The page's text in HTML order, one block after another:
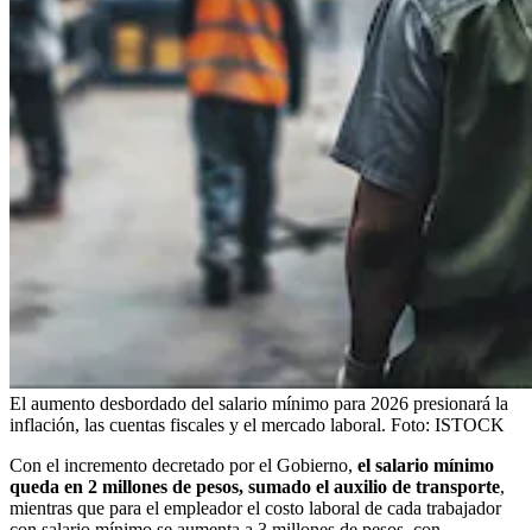
El aumento desbordado del salario mínimo para 2026 presionará la
inflación, las cuentas fiscales y el mercado laboral. Foto: ISTOCK
Con el incremento decretado por el Gobierno, el salario mínimo
queda en 2 millones de pesos, sumado el auxilio de transporte,
mientras que para el empleador el costo laboral de cada trabajador